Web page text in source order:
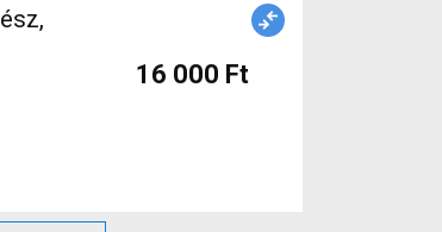
16 000 Ft